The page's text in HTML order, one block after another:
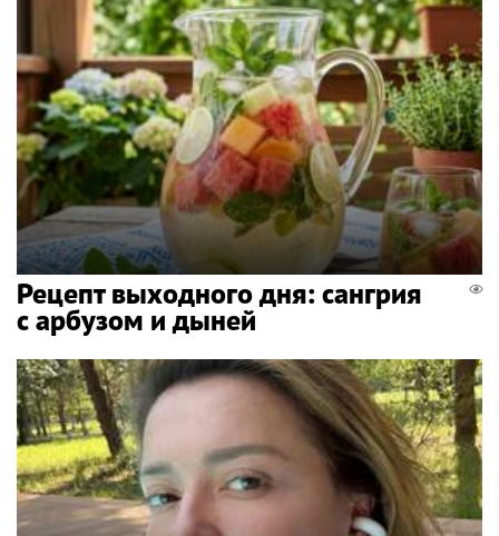
Рецепт выходного дня: сангрия
с арбузом и дыней